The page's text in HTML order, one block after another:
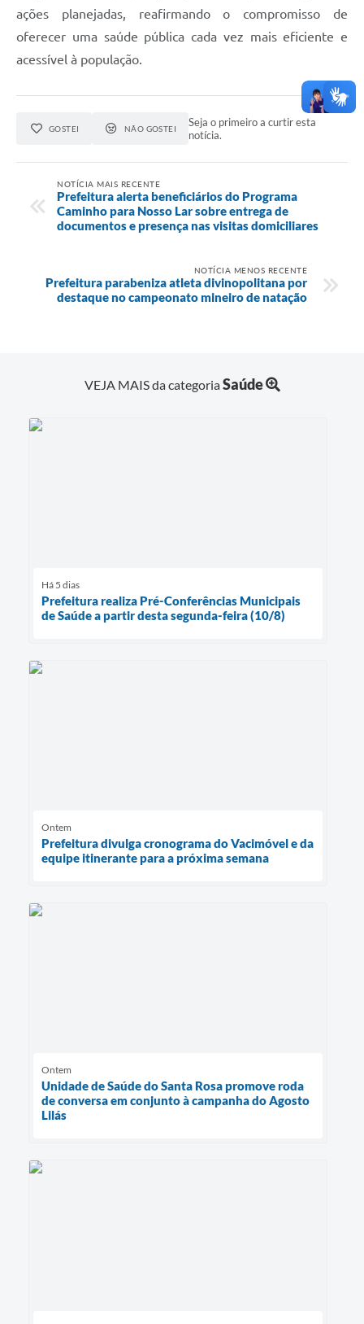
ações planejadas, reafirmando o compromisso de
oferecer uma saúde pública cada vez mais eficiente e
acessível à população.
GOSTEI NÃO GOSTEI
Seja o primeiro a curtir esta
notícia.
NOTÍCIA MAIS RECENTE
Prefeitura alerta beneficiários do Programa
Caminho para Nosso Lar sobre entrega de
documentos e presença nas visitas domiciliares
NOTÍCIA MENOS RECENTE
Prefeitura parabeniza atleta divinopolitana por
destaque no campeonato mineiro de natação
VEJA MAIS da categoriaSaúde
Há 5 dias
Prefeitura realiza Pré-Conferências Municipais
de Saúde a partir desta segunda-feira (10/8)
Ontem
Prefeitura divulga cronograma do Vacimóvel e da
equipe itinerante para a próxima semana
Ontem
Unidade de Saúde do Santa Rosa promove roda
de conversa em conjunto à campanha do Agosto
Lilás